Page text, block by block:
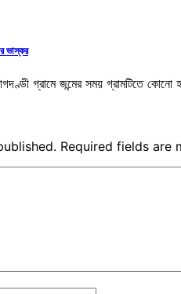
ভাস্কর
গ্রামে জন্মের সময় গ্রামটিতে
Required fields are